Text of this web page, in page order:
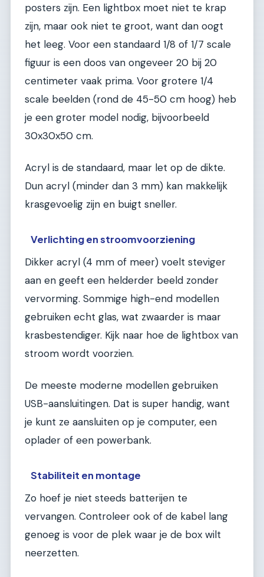
posters zijn. Een lightbox moet niet te krap
zijn, maar ook niet te groot, want dan oogt
het leeg. Voor een standaard 1/8 of 1/7 scale
figuur is een doos van ongeveer 20 bij 20
centimeter vaak prima. Voor grotere 1/4
scale beelden (rond de 45-50 cm hoog) heb
je een groter model nodig, bijvoorbeeld
30x30x50 cm.
Acryl is de standaard, maar let op de dikte.
Dun acryl (minder dan 3 mm) kan makkelijk
krasgevoelig zijn en buigt sneller.
Verlichting en stroomvoorziening
Dikker acryl (4 mm of meer) voelt steviger
aan en geeft een helderder beeld zonder
vervorming. Sommige high-end modellen
gebruiken echt glas, wat zwaarder is maar
krasbestendiger. Kijk naar hoe de lightbox van
stroom wordt voorzien.
De meeste moderne modellen gebruiken
USB-aansluitingen. Dat is super handig, want
je kunt ze aansluiten op je computer, een
oplader of een powerbank.
Stabiliteit en montage
Zo hoef je niet steeds batterijen te
vervangen. Controleer ook of de kabel lang
genoeg is voor de plek waar je de box wilt
neerzetten.